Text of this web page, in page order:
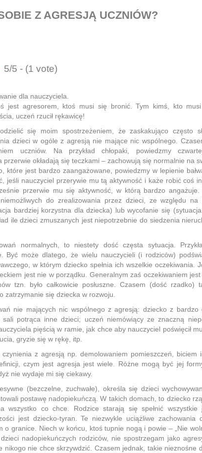
Z AGRESJĄ UCZNIÓW?
5/5 - (1 vote)
dla nauczyciela.
jest agresorem, ktoś musi się bronić. Tym kimś, kto
uczeń rzucił rękawicę!
się moim spostrzeżeniem, że zaskakująco często
dzieci w ogóle z agresją nie mające nic wspólnego.
uczniów. Na przykład chłopaki, powiedzmy
przerwie okładają się teczkami – zachowują się normalnie na
które jest bardzo zaangażowane, powiedzmy w lepienie
jeśli nauczyciel przerywie mu tą aktywność i każe robić coś
przerwie mu się aktywność, w którą bardzo angażuje.
do zrealizowania przez dzieci, ze względu na
bardziej korzystna dla dziecka) lub wycofanie się
ile dzieci zmuszanych jest niepotrzebnie do siedzenia
normalnych, to niestety dość częsta sytuacja.
Być może dlatego, że wielu nauczycieli (i rodziców)
w którym dziecko spełnia ich wszelkie oczekiwania.
jest nie w porządku. Generalnym zaś oczekiwaniem
tzn. było całkowicie posłuszne. Czasem (dość rzadko)
zatrzymanie się dziecka w rozwoju.
nie mających nic wspólnego z agresją: dziecko z bardzo
potrąca inne dzieci; uczeń niemówiący ze znaczną
pięścią w ramie, jak chce aby nauczyciel poświęcił
gryzie się w rękę, itp.
z agresją np. demolowaniem pomieszczeń, biciem
czym jest agresja jest wiele. Różne mogą być jej
nie wydaje mi się ciekawy.
(bezczelne, zuchwałe), określa się dzieci
postawę nadopiekuńczą. W takich domach, to dziecko
wszystko co chce. Rodzice starają się spełnić wszystkie
jest dziecko-tyran. Te niezwykle uciążliwe zachowania
o granice. Niech w końcu, ktoś tupnie nogą i powie – „Nie
nadopiekuńczych rodziców, nie spostrzegam jako
nikogo nie chce skrzywdzić. Czasem jednak, takie nieznośne